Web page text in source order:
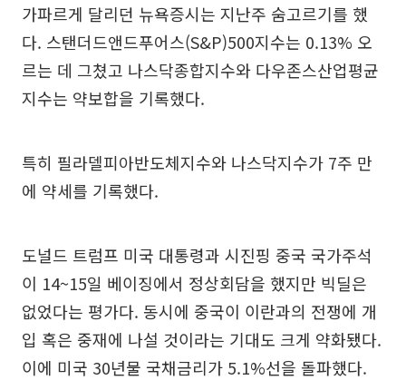
가파르게 달리던 뉴욕증시는 지난주 숨고르기를 했
다. 스탠더드앤드푸어스(S&P)500지수는 0.13% 오
르는 데 그쳤고 나스닥종합지수와 다우존스산업평균
지수는 약보합을 기록했다.
특히 필라델피아반도체지수와 나스닥지수가 7주 만
에 약세를 기록했다.
도널드 트럼프 미국 대통령과 시진핑 중국 국가주석
이 14~15일 베이징에서 정상회담을 했지만 빅딜은
없었다는 평가다. 동시에 중국이 이란과의 전쟁에 개
입 혹은 중재에 나설 것이라는 기대도 크게 약화됐다.
이에 미국 30년물 국채금리가 5.1%선을 돌파했다.